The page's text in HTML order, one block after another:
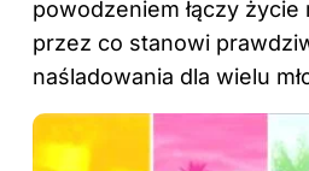
powodzeniem łączy
przez co stanowi
naśladowania dla wielu